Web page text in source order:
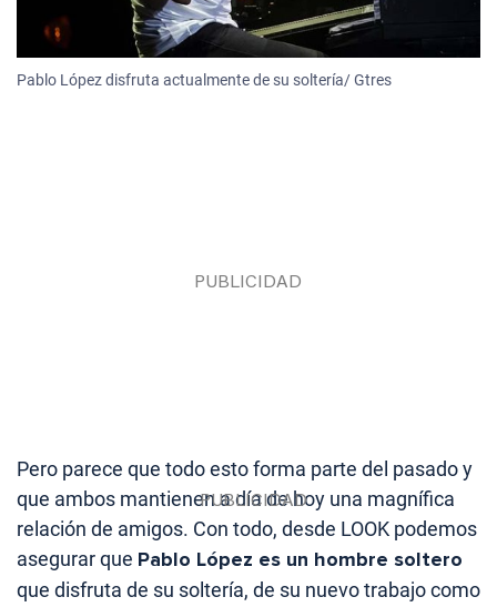
Pablo López disfruta actualmente de su soltería/ Gtres
Pero parece que todo esto forma parte del pasado y
que ambos mantienen a día de hoy una magnífica
relación de amigos. Con todo, desde LOOK podemos
asegurar que Pablo López es un hombre soltero
que disfruta de su soltería, de su nuevo trabajo como